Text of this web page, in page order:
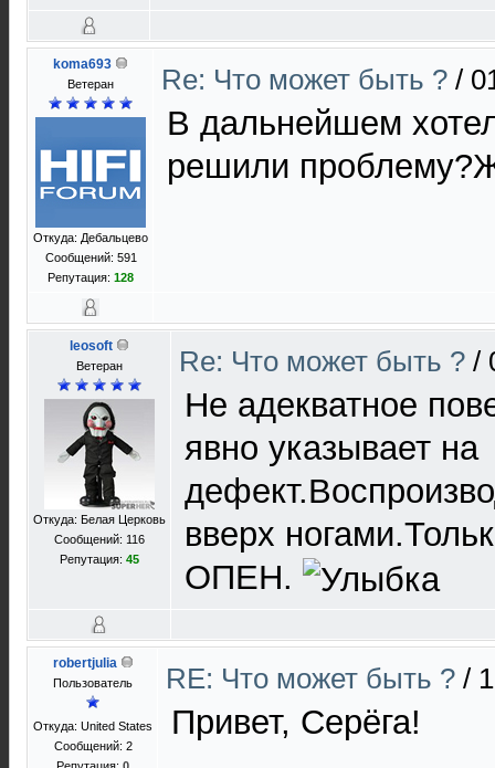
koma693
Ветеран
Откуда: Дебальцево
Сообщений: 591
Репутация: 128
Re: Что может быть ? /
В дальнейшем
решили
leosoft
Ветеран
Откуда: Белая Церковь
Сообщений: 116
Репутация: 45
Re: Что может быть ? /
Не адекватное
явно указывает на
вверх
ОПЕН.
robertjulia
Пользователь
Откуда: United States
Сообщений: 2
RE: Что может быть ? /
Привет, Серёга!